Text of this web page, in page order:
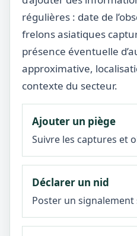
régulières : date de
frelons asiatiques
présence éventuelle
approximative,
contexte du secteur.
Ajouter un piège
Suivre les captures et
Déclarer un nid
Poster un